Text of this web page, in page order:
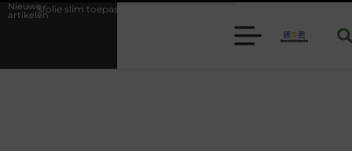
Nieuwe
artikelenbinnen moderne folie techniek